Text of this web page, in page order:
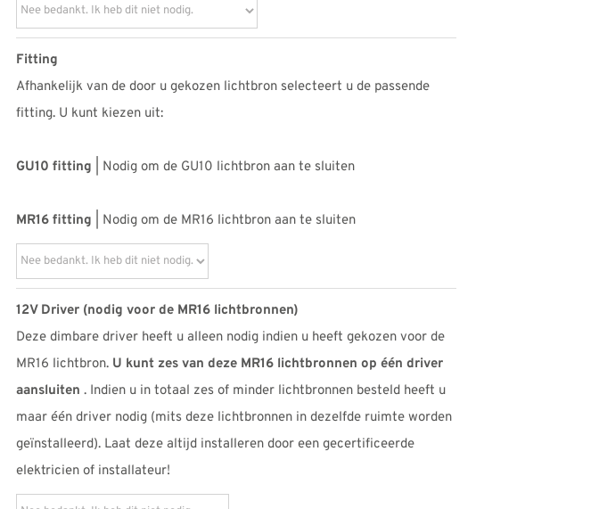
Fitting
Afhankelijk van de door u gekozen lichtbron selecteert u de passende
fitting. U kunt kiezen uit:
GU10 fitting | Nodig om de GU10 lichtbron aan te sluiten
MR16 fitting | Nodig om de MR16 lichtbron aan te sluiten
12V Driver (nodig voor de MR16 lichtbronnen)
Deze dimbare driver heeft u alleen nodig indien u heeft gekozen voor de
MR16 lichtbron. U kunt zes van deze MR16 lichtbronnen op één driver
aansluiten . Indien u in totaal zes of minder lichtbronnen besteld heeft u
maar één driver nodig (mits deze lichtbronnen in dezelfde ruimte worden
geïnstalleerd). Laat deze altijd installeren door een gecertificeerde
elektricien of installateur!